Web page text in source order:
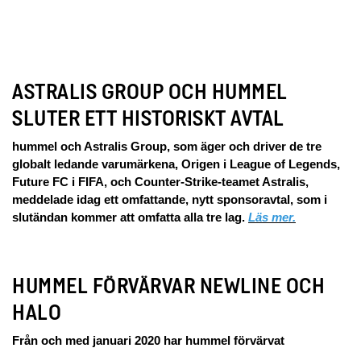
ASTRALIS GROUP OCH HUMMEL
SLUTER ETT HISTORISKT AVTAL
hummel och Astralis Group, som äger och driver de tre
globalt ledande varumärkena, Origen i League of Legends,
Future FC i FIFA, och Counter-Strike-teamet Astralis,
meddelade idag ett omfattande, nytt sponsoravtal, som i
slutändan kommer att omfatta alla tre lag. Läs mer.
HUMMEL FÖRVÄRVAR NEWLINE OCH
HALO
Från och med januari 2020 har hummel förvärvat